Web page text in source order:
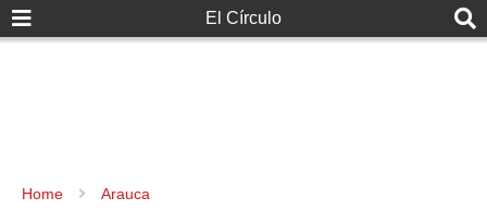
El Círculo
Home Arauca